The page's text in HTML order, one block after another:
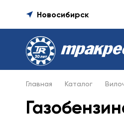
Новосибирск
Главная Каталог